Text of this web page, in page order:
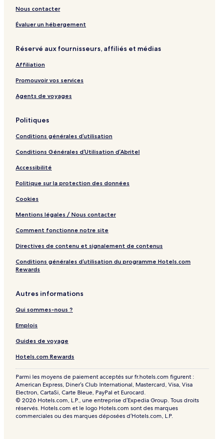
i
a
r
e
o
v
a
Nous contacter
Évaluer un hébergement
Réservé aux fournisseurs, affiliés et médias
Affiliation
Promouvoir vos services
Agents de voyages
Politiques
Conditions générales d’utilisation
Conditions Générales d’Utilisation d’Abritel
Accessibilité
Politique sur la protection des données
Cookies
Mentions légales / Nous contacter
Comment fonctionne notre site
Directives de contenu et signalement de contenus
Conditions générales d’utilisation du programme Hotels.com
Rewards
Autres informations
Qui sommes-nous ?
Emplois
Guides de voyage
Hotels.com Rewards
Parmi les moyens de paiement acceptés sur fr.hotels.com figurent :
American Express, Diner’s Club International, Mastercard, Visa, Visa
Electron, CartaSi, Carte Bleue, PayPal et Eurocard.
© 2026 Hotels.com, L.P., une entreprise d’Expedia Group. Tous droits
réservés. Hotels.com et le logo Hotels.com sont des marques
commerciales ou des marques déposées d’Hotels.com, L.P.